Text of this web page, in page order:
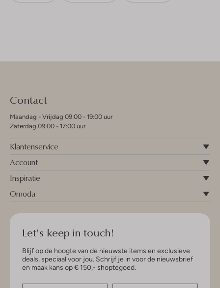
Contact
Maandag - Vrijdag 09:00 - 19:00 uur
Zaterdag 09:00 - 17:00 uur
Klantenservice
Account
Inspiratie
Omoda
Let's keep in touch!
Blijf op de hoogte van de nieuwste items en exclusieve
deals, speciaal voor jou. Schrijf je in voor de nieuwsbrief
en maak kans op € 150,- shoptegoed.